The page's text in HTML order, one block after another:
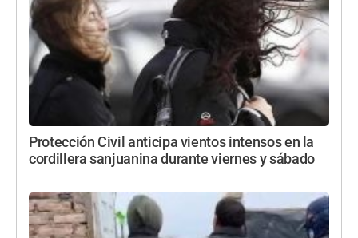
Protección Civil anticipa vientos intensos en la
cordillera sanjuanina durante viernes y sábado